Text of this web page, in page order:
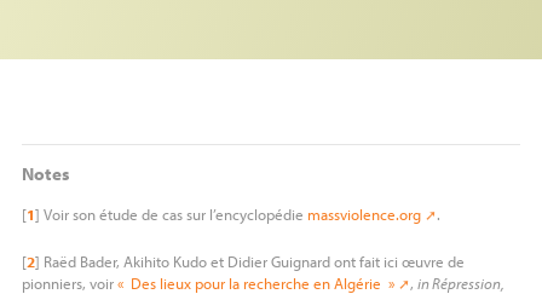
Notes
[1] Voir son étude de cas sur l’encyclopédie massviolence.org .
[2] Raëd Bader, Akihito Kudo et Didier Guignard ont fait ici œuvre de
pionniers, voir« Des lieux pour la recherche en Algérie » , in Répression,